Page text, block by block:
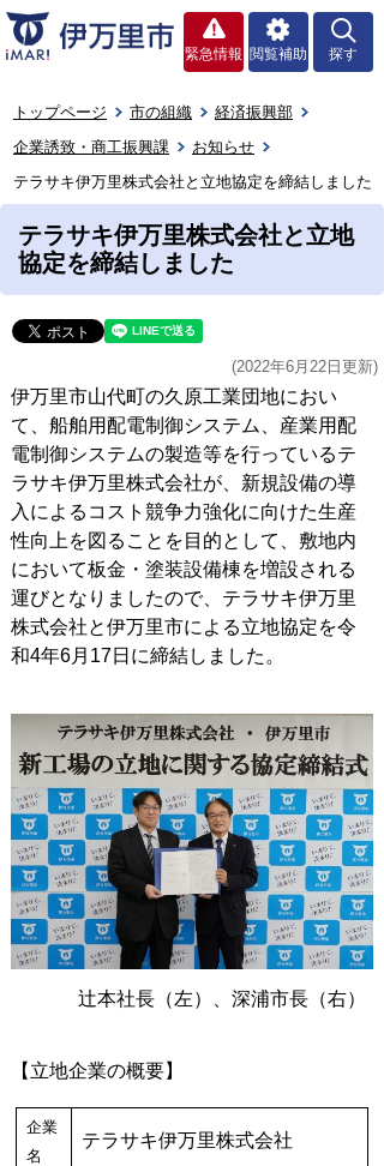
緊急情報 閲覧補助 探す
トップページ 市の組織
経済振興部
企業誘致・商工振興課
お知らせ
テラサキ伊万里株式会社と立地協定を締結しました
テラサキ伊万里株式会社と立地
協定を締結しました
(2022年6月22日更新)
伊万里市山代町の久原工業団地におい
て、船舶用配電制御システム、産業用配
電制御システムの製造等を行っているテ
ラサキ伊万里株式会社が、新規設備の導
入によるコスト競争力強化に向けた生産
性向上を図ることを目的として、敷地内
において板金・塗装設備棟を増設される
運びとなりましたので、テラサキ伊万里
株式会社と伊万里市による立地協定を令
和4年6月17日に締結しました。
辻本社長（左）、深浦市長（右）
【立地企業の概要】
企業
名
テラサキ伊万里株式会社